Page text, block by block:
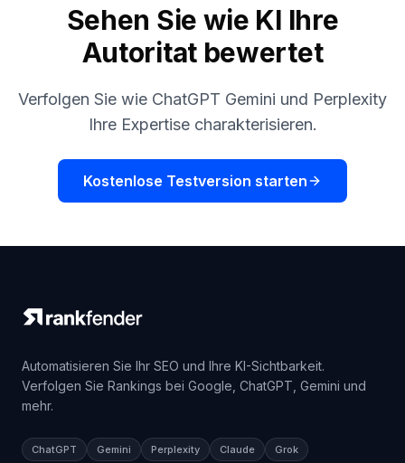
Sehen Sie wie KI Ihre
Autoritat bewertet
Verfolgen Sie wie ChatGPT Gemini und Perplexity
Ihre Expertise charakterisieren.
Kostenlose Testversion starten
Automatisieren Sie Ihr SEO und Ihre KI-Sichtbarkeit.
Verfolgen Sie Rankings bei Google, ChatGPT, Gemini und
mehr.
ChatGPT Gemini Perplexity Claude Grok